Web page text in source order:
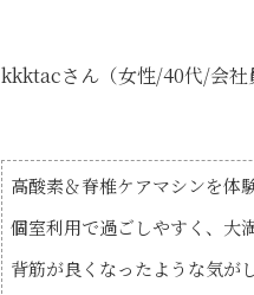
kkktacさん（女性/40代/会社
高酸素＆脊椎ケアマシンを体
個室利用で過ごしやすく、大
背筋が良くなったような気がし